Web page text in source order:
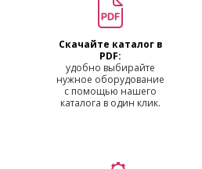
Скачайте каталог в
PDF:
удобно выбирайте
нужное оборудование
с помощью нашего
каталога в один клик.